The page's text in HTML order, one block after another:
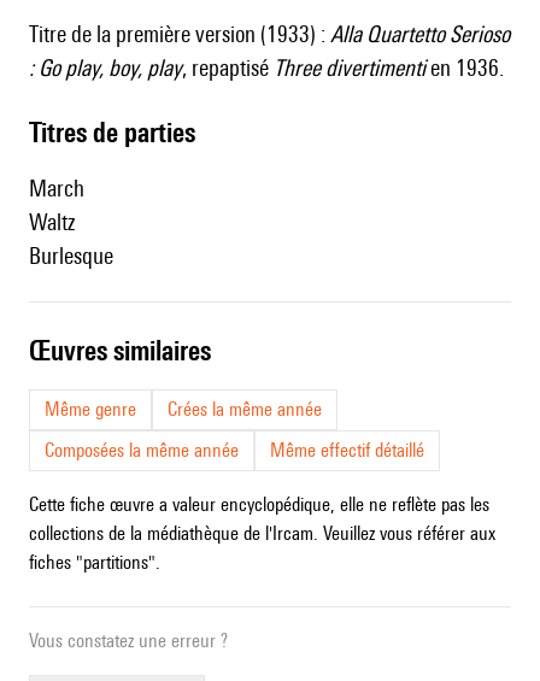
Titre de la première version (1933) : Alla Quartetto Serioso
: Go play, boy, play, repaptisé Three divertimentien 1936.
Titres de parties
March
Waltz
Burlesque
œuvres similaires
Même genre
Crées la même année
Composées la même année
Même effectif détaillé
Cette fiche œuvre a valeur encyclopédique, elle ne reflète pas les
collections de la médiathèque de l'Ircam. Veuillez vous référer aux
fiches "partitions".
Vous constatez une erreur ?